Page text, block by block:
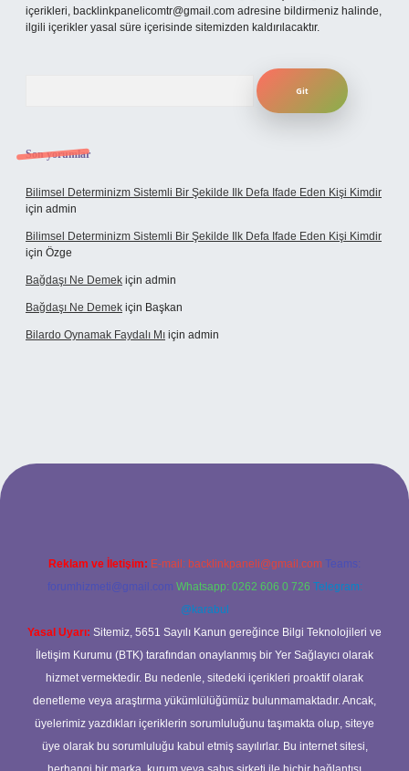
içerikleri, backlinkpanelicomtr@gmail.com adresine bildirmeniz halinde,
ilgili içerikler yasal süre içerisinde sitemizden kaldırılacaktır.
Son yorumlar
Bilimsel Determinizm Sistemli Bir Şekilde Ilk Defa Ifade Eden Kişi Kimdir
için admin
Bilimsel Determinizm Sistemli Bir Şekilde Ilk Defa Ifade Eden Kişi Kimdir
için Özge
Bağdaşı Ne Demek için admin
Bağdaşı Ne Demek için Başkan
Bilardo Oynamak Faydalı Mı için admin
Reklam ve İletişim: E-mail: backlinkpaneli@gmail.com Teams:
forumhizmeti@gmail.com Whatsapp: 0262 606 0 726 Telegram:
@karabul
Yasal Uyarı: Sitemiz, 5651 Sayılı Kanun gereğince Bilgi Teknolojileri ve
İletişim Kurumu (BTK) tarafından onaylanmış bir Yer Sağlayıcı olarak
hizmet vermektedir. Bu nedenle, sitedeki içerikleri proaktif olarak
denetleme veya araştırma yükümlülüğümüz bulunmamaktadır. Ancak,
üyelerimiz yazdıkları içeriklerin sorumluluğunu taşımakta olup, siteye
üye olarak bu sorumluluğu kabul etmiş sayılırlar. Bu internet sitesi,